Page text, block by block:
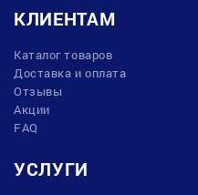
КЛИЕНТАМ
Каталог товаров
Доставка и оплата
Отзывы
Акции
FAQ
УСЛУГИ